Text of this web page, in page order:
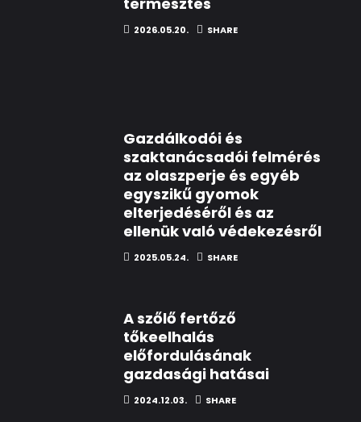
2026.05.20. SHARE
Gazdálkodói és
szaktanácsadói felmérés
az olaszperje és egyéb
egyszikű gyomok
elterjedéséről és az
ellenük való védekezésről
2025.05.24. SHARE
A szőlő fertőző
tőkeelhalás
előfordulásának
gazdasági hatásai
2024.12.03. SHARE